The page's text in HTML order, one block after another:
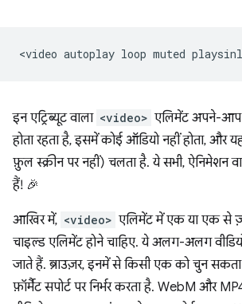
<video autoplay loop muted
इन एट्रिब्यूट वाला <video> एलिमेंट अपने-आप
होता रहता है, इसमें कोई ऑडियो नहीं होता, और
फ़ुल स्क्रीन पर नहीं) चलता है. ये सभी, ऐनिमेशन
हैं! 🎉
आखिर में, <video> एलिमेंट में एक या एक से
चाइल्ड एलिमेंट होने चाहिए. ये अलग-अलग
जाते हैं. ब्राउज़र, इनमें से किसी एक को चुन
फ़ॉर्मैट सपोर्ट पर निर्भर करता है. WebM और